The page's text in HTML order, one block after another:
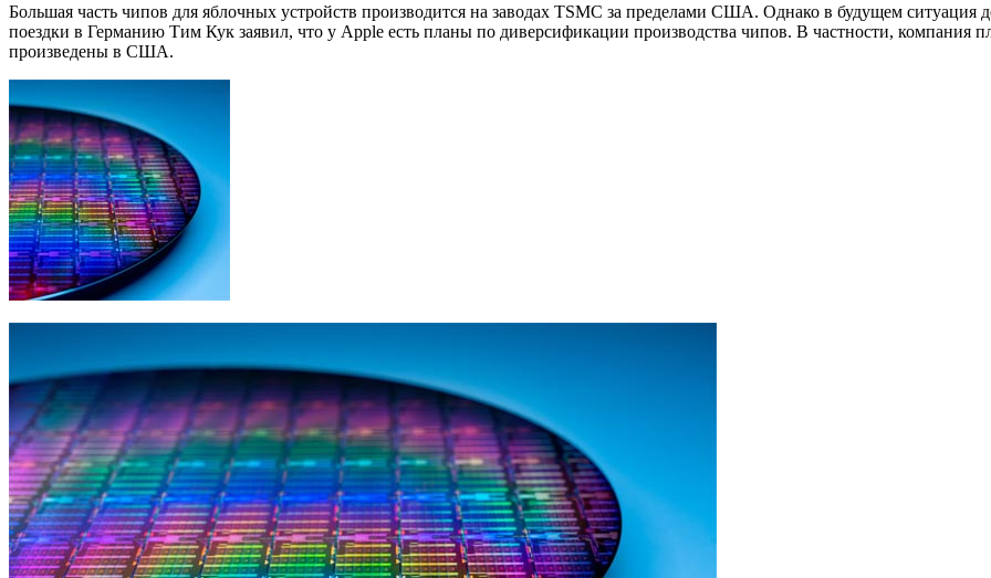
Большая часть чипов для яблочных устройств производится на заводах TSMC за пределами США. Однако в будущем ситуация
поездки в Германию Тим Кук заявил, что у Apple есть планы по диверсификации производства чипов. В частности, компания
произведены в США.